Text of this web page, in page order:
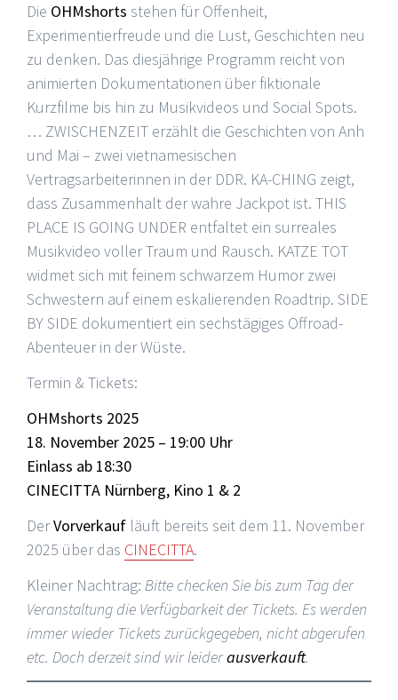
Die OHMshorts stehen für Offenheit,
Experimentierfreude und die Lust, Geschichten neu
zu denken. Das diesjährige Programm reicht von
animierten Dokumentationen über fiktionale
Kurzfilme bis hin zu Musikvideos und Social Spots.
… ZWISCHENZEIT erzählt die Geschichten von Anh
und Mai – zwei vietnamesischen
Vertragsarbeiterinnen in der DDR. KA-CHING zeigt,
dass Zusammenhalt der wahre Jackpot ist. THIS
PLACE IS GOING UNDER entfaltet ein surreales
Musikvideo voller Traum und Rausch. KATZE TOT
widmet sich mit feinem schwarzem Humor zwei
Schwestern auf einem eskalierenden Roadtrip. SIDE
BY SIDE dokumentiert ein sechstägiges Offroad-
Abenteuer in der Wüste.
Termin & Tickets:
OHMshorts 2025
18. November 2025 – 19:00 Uhr
Einlass ab 18:30
CINECITTA Nürnberg, Kino 1 & 2
DerVorverkauf läuft bereits seit dem 11. November
2025 über das CINECITTA.
Kleiner Nachtrag: Bitte checken Sie bis zum Tag der
Veranstaltung die Verfügbarkeit der Tickets. Es werden
immer wieder Tickets zurückgegeben, nicht abgerufen
etc. Doch derzeit sind wir leiderausverkauft.